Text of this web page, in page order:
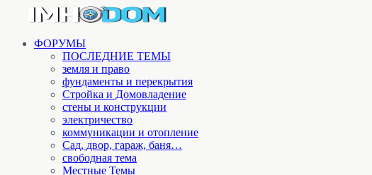
ФОРУМЫ
ПОСЛЕДНИЕ ТЕМЫ
земля и право
фундаменты и перекрытия
Стройка и Домовладение
стены и конструкции
электричество
коммуникации и отопление
Cад, двор, гараж, баня…
свободная тема
Местные Темы